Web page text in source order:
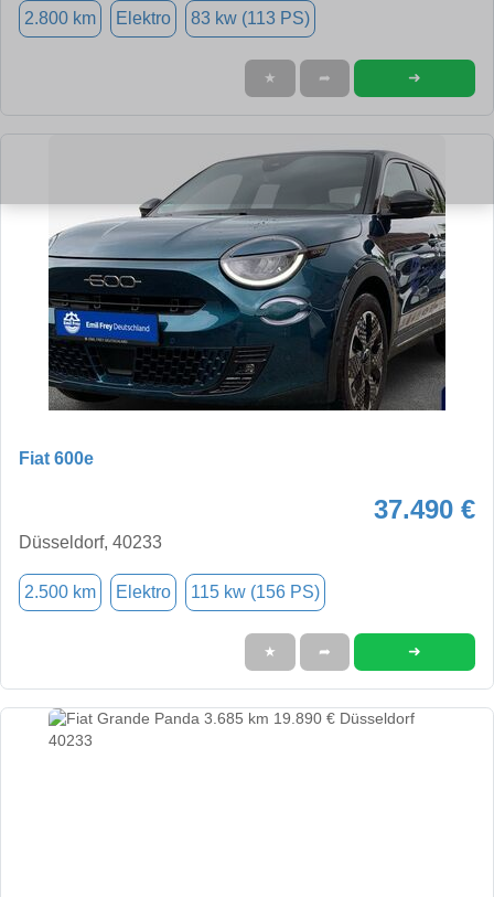
2.800 km Elektro 83 kw (113 PS)
★ ➦ ➜
Fiat 600e
37.490 €
Düsseldorf, 40233
2.500 km Elektro 115 kw (156 PS)
★ ➦ ➜